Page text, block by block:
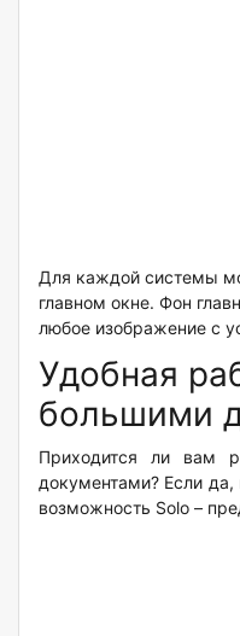
Для каждой системы
главном окне. Фон
любое изображение с
Удобная
большими
Приходится ли вам
документами? Если да,
возможность Solo –